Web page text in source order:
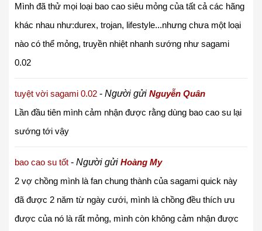
Mình đã thử mọi loại bao cao siêu mỏng của tất cả các hãng
khác nhau như:durex, trojan, lifestyle...nhưng chưa một loại
nào có thể mỏng, truyền nhiệt nhanh sướng như sagami
0.02
tuyệt vời sagami 0.02 - Người gửi Nguyễn Quân
Lần đầu tiên mình cảm nhận được rằng dùng bao cao su lại
sướng tới vậy
bao cao su tốt - Người gửi Hoàng My
2 vợ chồng mình là fan chung thành của sagami quick này
đã được 2 năm từ ngày cưới, mình là chồng đều thích ưu
được của nó là rất mỏng, mình còn không cảm nhận được